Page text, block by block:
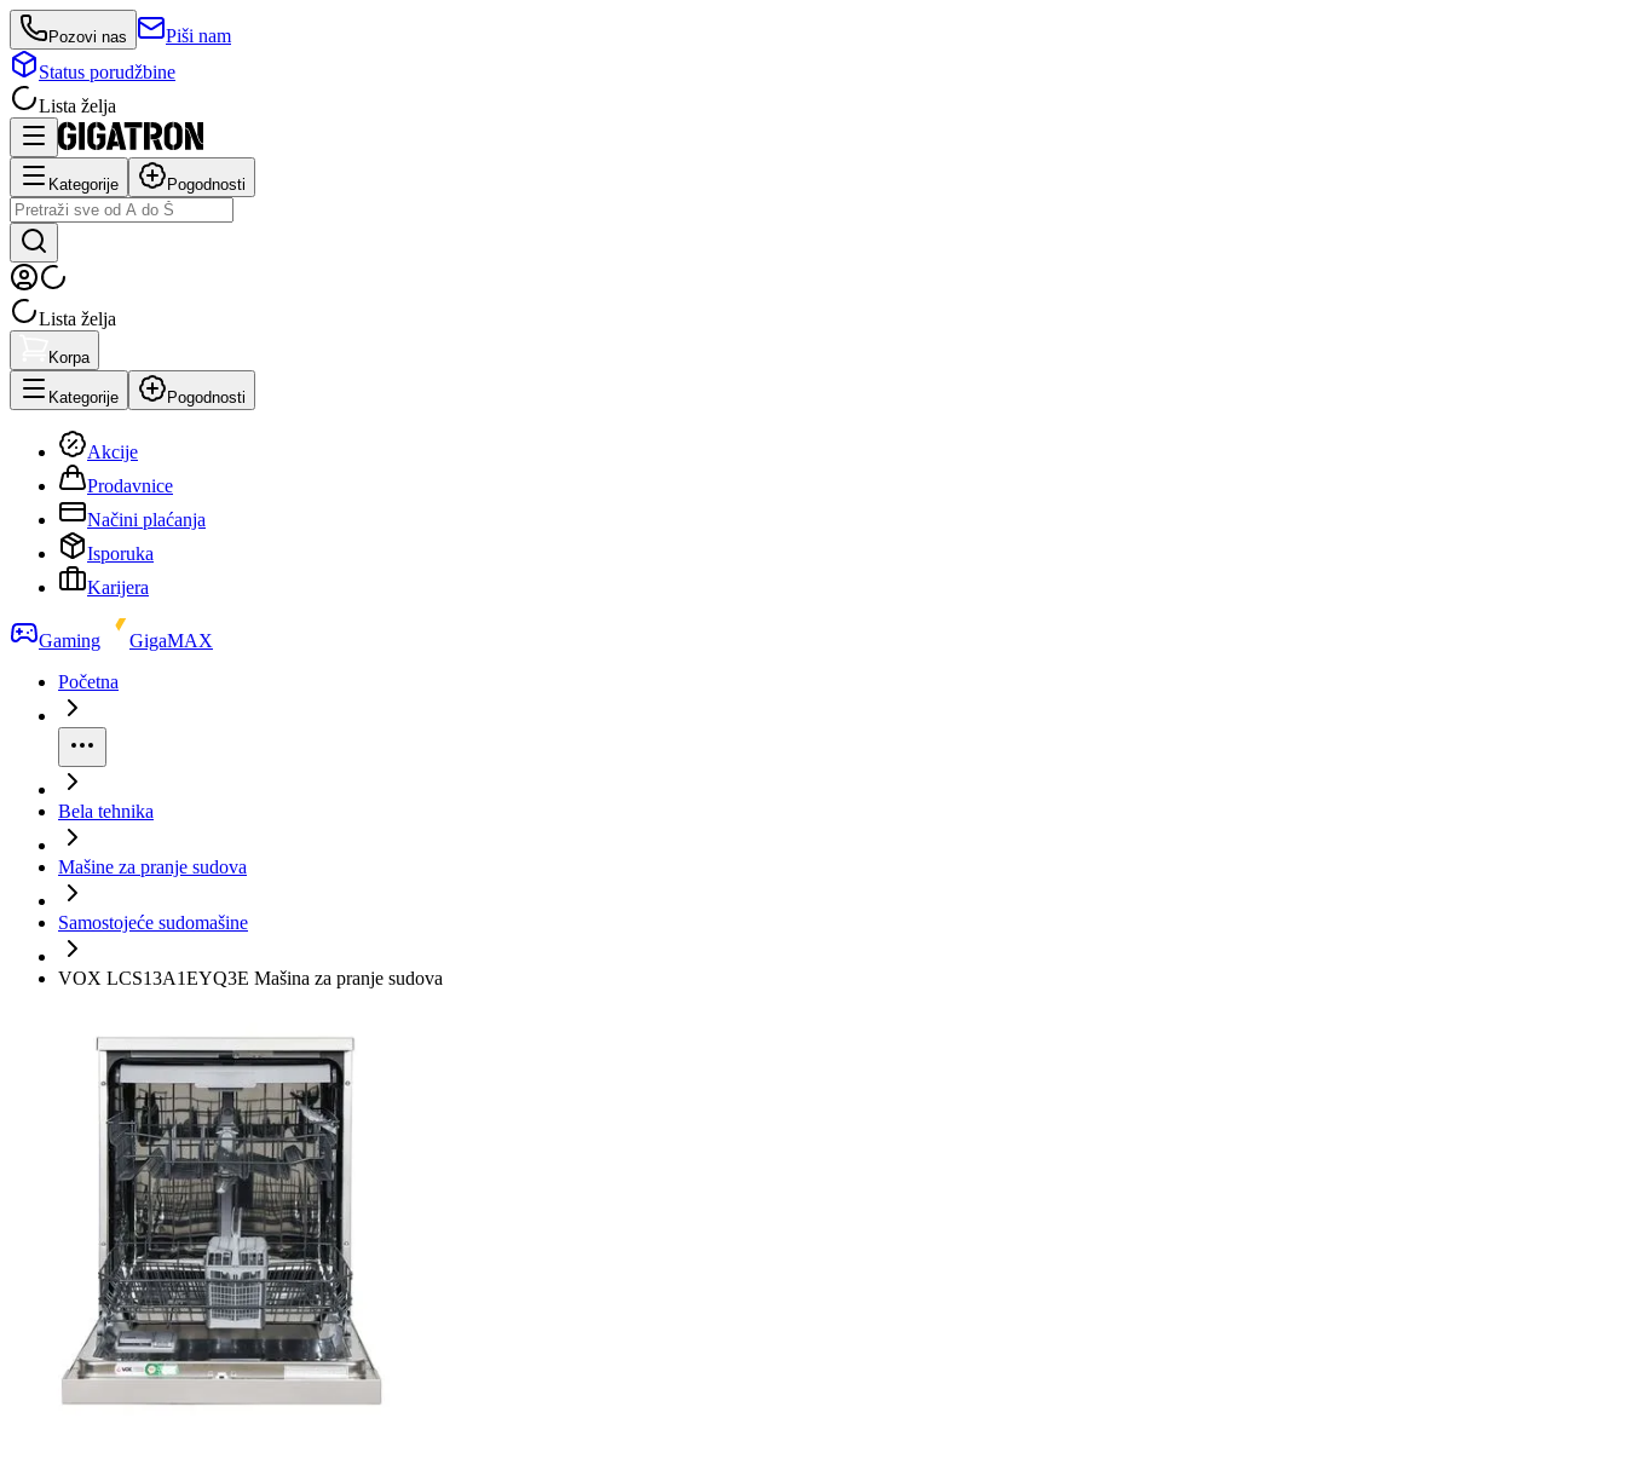
Pozovi nas
Piši nam
Status porudžbine
Lista želja
Kategorije Pogodnosti
Lista želja
Korpa
Kategorije Pogodnosti
Akcije
Prodavnice
Načini plaćanja
Isporuka
Karijera
Gaming
GigaMAX
Početna
Bela tehnika
Mašine za pranje sudova
Samostojeće sudomašine
VOX LCS13A1EYQ3E Mašina za pranje sudova